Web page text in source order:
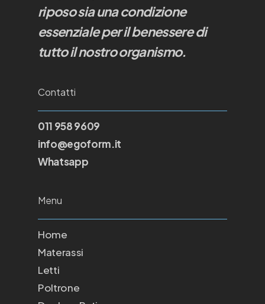
riposo sia una condizione
essenziale per il benessere di
tutto il nostro organismo.
Contatti
011 958 9609
info@egoform.it
Whatsapp
Menu
Home
Materassi
Letti
Poltrone